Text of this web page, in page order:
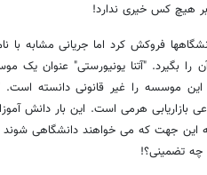
هیچ کس خیری ندارد!
فروکش کرد اما جریانی مشابه
بگیرد. "آتنا یونیورستی" عنوان یک
موسسه را غیر قانونی دانسته است.
بازاریابی هرمی است. این بار دانش
این جهت که می خواهند دانشگاهی شوند
چه تضمینی؟!